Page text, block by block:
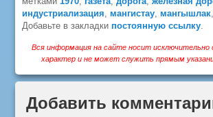
индустриализация, мангистау, мангышлак,
Добавьте в закладки постоянную ссылку.
Вся информация на сайте носит исключительно
характер и не может служить прямым
Добавить